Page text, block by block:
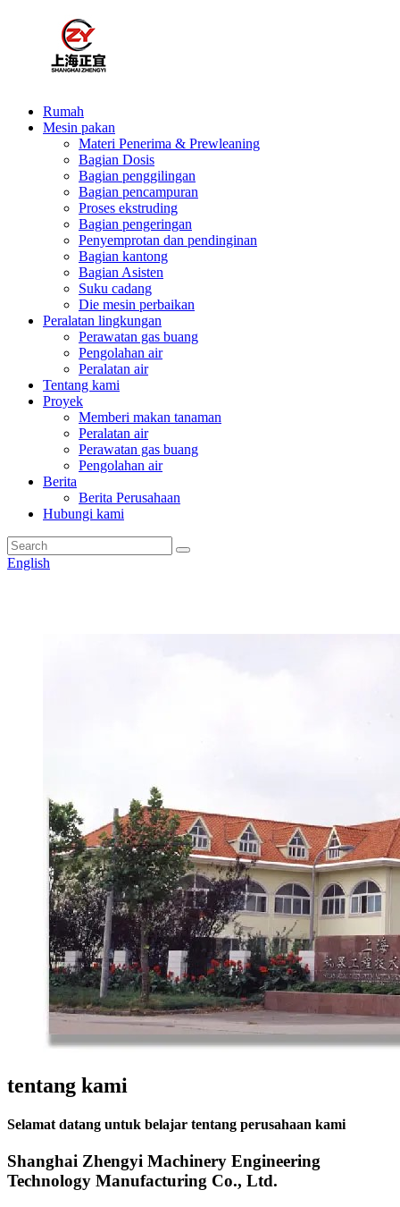
Rumah
Mesin pakan
Materi Penerima & Prewleaning
Bagian Dosis
Bagian penggilingan
Bagian pencampuran
Proses ekstruding
Bagian pengeringan
Penyemprotan dan pendinginan
Bagian kantong
Bagian Asisten
Suku cadang
Die mesin perbaikan
Peralatan lingkungan
Perawatan gas buang
Pengolahan air
Peralatan air
Tentang kami
Proyek
Memberi makan tanaman
Peralatan air
Perawatan gas buang
Pengolahan air
Berita
Berita Perusahaan
Hubungi kami
English
tentang kami
Selamat datang untuk belajar tentang perusahaan kami
Shanghai Zhengyi Machinery Engineering
Technology Manufacturing Co., Ltd.